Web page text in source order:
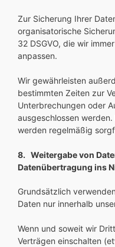
Zur Sicherung Ihrer
organisatorische
32 DSGVO, die wir
anpassen.
Wir gewährleisten
bestimmten Zeiten zur
Unterbrechungen oder
ausgeschlossen
werden regelmäßig
8. Weitergabe von
Datenübertragung ins
Grundsätzlich
Daten nur innerhalb
Wenn und soweit wir
Verträgen einschalten